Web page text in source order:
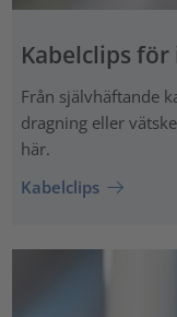
Kabelclips
Från självhäftande
dragning eller
här.
Kabelclips